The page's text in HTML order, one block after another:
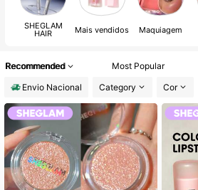
Gloss
Sheglam
SHEGLAM
HAIR Mais vendidos Maquiagem
Recommended Most Popular
Envio Nacional
Category Cor